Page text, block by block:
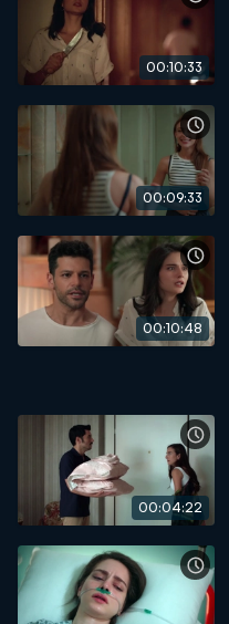
00:10:33
00:09:33
00:10:48
00:04:22